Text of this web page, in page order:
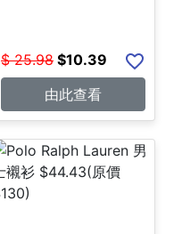
$ 25.98 $10.39
由此查看